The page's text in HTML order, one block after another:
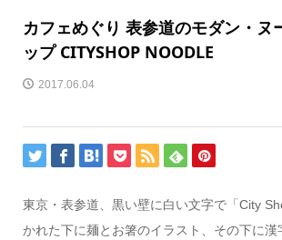
カフェめぐり 表参道のモダン・ヌ
ップ CITYSHOP NOODLE
2017.06.04
東京・表参道、黒い壁に白い文字で「City
かれた下に麺とお箸のイラスト、その下に漢